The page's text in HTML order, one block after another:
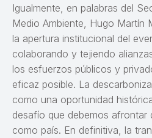
Igualmente, en palabras del
Medio Ambiente, Hugo Martín
la apertura institucional del
colaborando y tejiendo
los esfuerzos públicos y
eficaz posible. La
como una oportunidad
desafío que debemos afrontar
como país. En definitiva, la